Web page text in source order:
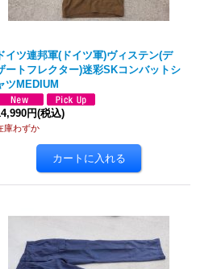
ドイツ連邦軍(ドイツ軍)ヴィステン(デ
ートフレクター)迷彩SKコンバットシ
ツMEDIUM
円(税込)
庫わずか